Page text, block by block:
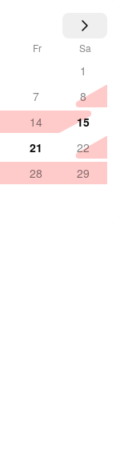
Fr Sa
1
7
8
14
15
21
22
28
29